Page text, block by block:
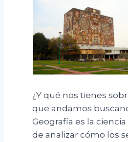
¿Y qué nos tienes
que andamos
Geografía es la
de analizar cómo los